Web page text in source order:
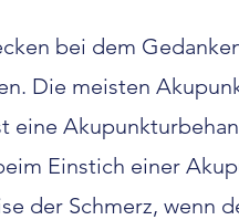
bei dem
Die meisten
eine
Einstich einer
der Schmerz, wenn